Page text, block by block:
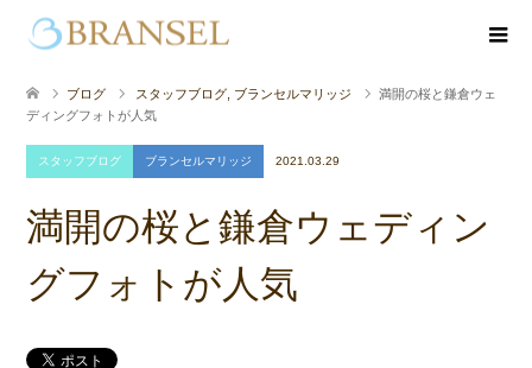
ブログ スタッフブログ ブランセルマリッジ
満開の桜と鎌倉ウェ
ディングフォトが人気
スタッフブログ ブランセルマリッジ 2021.03.29
満開の桜と鎌倉ウェディン
グフォトが人気